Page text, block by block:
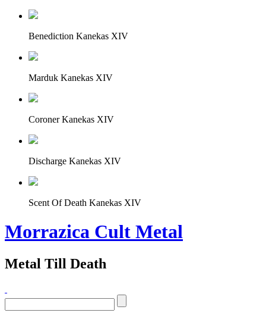
Benediction Kanekas XIV
Marduk Kanekas XIV
Coroner Kanekas XIV
Discharge Kanekas XIV
Scent Of Death Kanekas XIV
Morrazica Cult Metal
Metal Till Death